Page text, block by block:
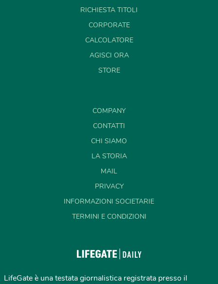
RICHIESTA TITOLI
CORPORATE
CALCOLATORE
AGISCI ORA
STORE
COMPANY
CONTATTI
CHI SIAMO
LA STORIA
MAIL
PRIVACY
INFORMAZIONI SOCIETARIE
TERMINI E CONDIZIONI
LifeGate è una testata giornalistica registrata presso il